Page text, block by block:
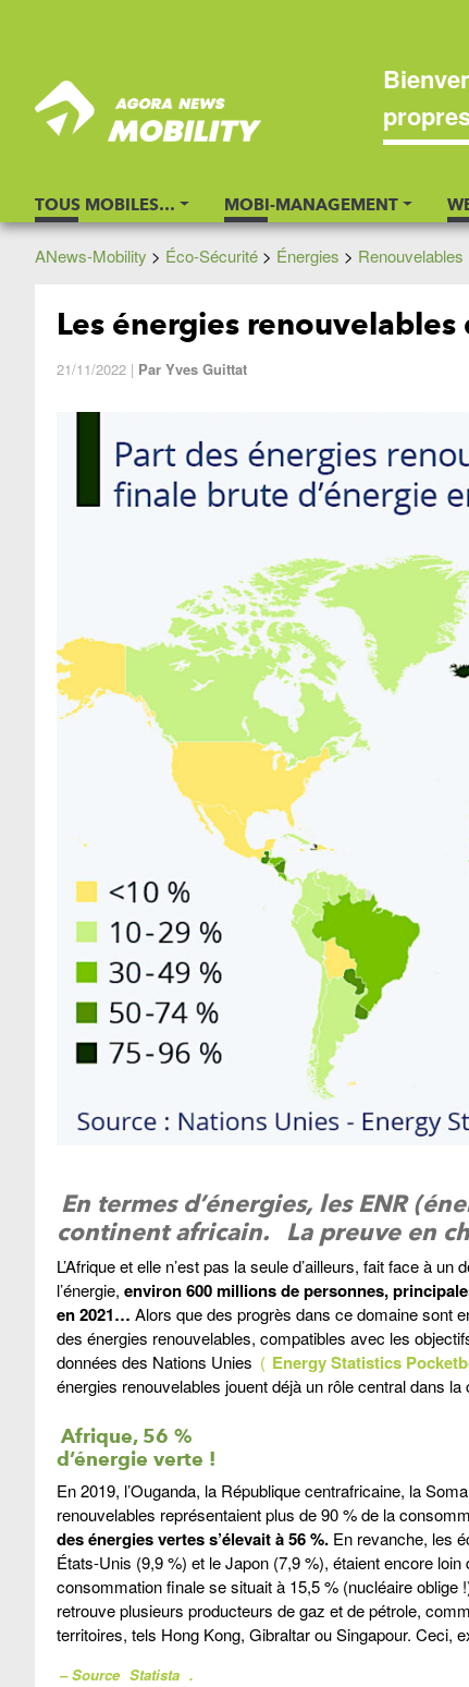
TOUS MOBILES… MOBI-MANAGEMENT
ANews-Mobility > Éco-Sécurité > Énergies > Renouvelables
Les énergies
21/11/2022 | Par Yves Guittat
En termes d’énergies, les ENR
continent africain.
La preuve en
L’Afrique et elle n’est pas la seule d’ailleurs, fait face à
l’énergie, environ 600 millions de personnes,
en 2021… Alors que des progrès dans ce domaine sont
des énergies renouvelables, compatibles avec les
données des Nations Unies ( Energy Statistics
énergies renouvelables jouent déjà un rôle central dans la
Afrique, 56 %
d’énergie verte !
En 2019, l’Ouganda, la République centrafricaine, la
renouvelables représentaient plus de 90 % de la
des énergies vertes s’élevait à 56 %. En revanche, les
États-Unis (9,9 %) et le Japon (7,9 %), étaient encore
consommation finale se situait à 15,5 % (nucléaire
retrouve plusieurs producteurs de gaz et de pétrole,
territoires, tels Hong Kong, Gibraltar ou Singapour. Ceci,
– Source Statista .